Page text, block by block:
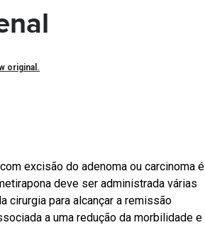
original.
excisão do adenoma ou carcinoma é
deve ser administrada várias
cirurgia para alcançar a remissão
a uma redução da morbilidade e